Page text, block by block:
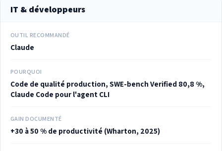
IT & développeurs
OUTIL RECOMMANDÉ
Claude
POURQUOI
Code de qualité production, SWE-bench Verified 80,8 %,
Claude Code pour l'agent CLI
GAIN DOCUMENTÉ
+30 à 50 % de productivité (Wharton, 2025)